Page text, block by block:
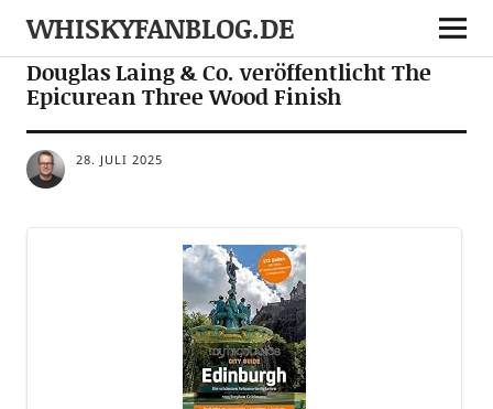
WHISKYFANBLOG.DE
NEWS NOTES
Douglas Laing & Co. veröffentlicht The
Epicurean Three Wood Finish
28. JULI 2025